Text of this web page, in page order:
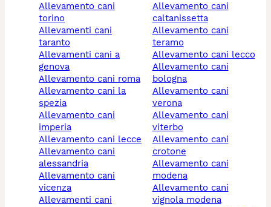
allevamento cani
torino
allevamenti cani
taranto
allevamenti cani a
genova
allevamento cani roma
allevamento cani la
spezia
allevamento cani
imperia
allevamento cani lecce
allevamento cani
alessandria
allevamento cani
vicenza
allevamenti cani
allevamento cani
caltanissetta
allevamento cani
teramo
allevamento cani lecco
allevamento cani
bologna
allevamento cani
verona
allevamento cani
viterbo
allevamento cani
crotone
allevamento cani
modena
allevamento cani
vignola modena